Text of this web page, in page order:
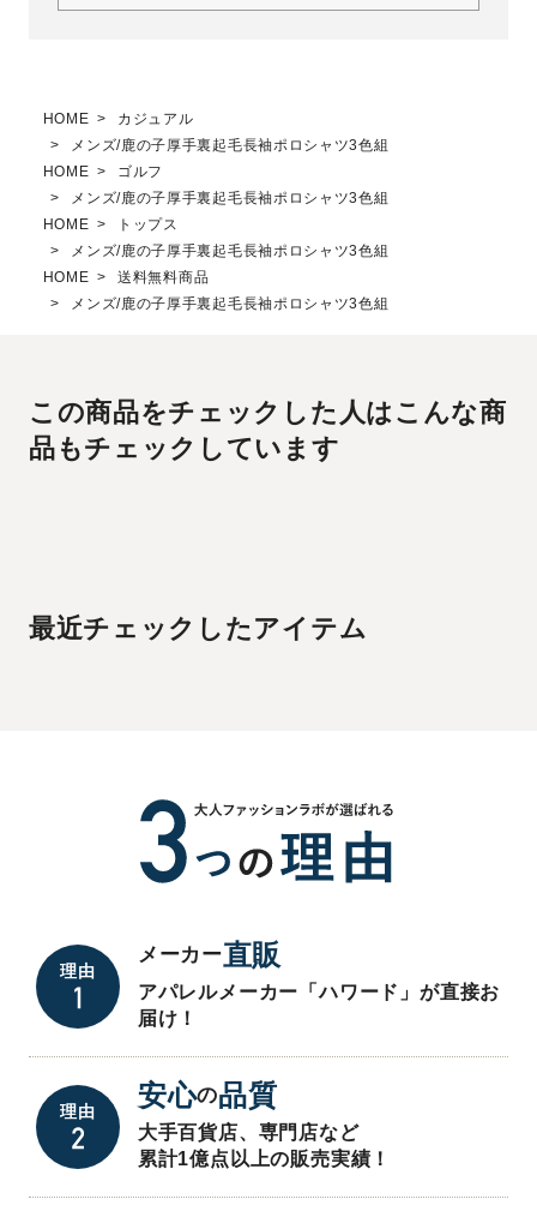
HOME
カジュアル
メンズ/鹿の子厚手裏起毛長袖ポロシャツ3色組
HOME
ゴルフ
メンズ/鹿の子厚手裏起毛長袖ポロシャツ3色組
HOME
トップス
メンズ/鹿の子厚手裏起毛長袖ポロシャツ3色組
HOME
送料無料商品
メンズ/鹿の子厚手裏起毛長袖ポロシャツ3色組
この商品をチェックした人はこんな商
品もチェックしています
最近チェックしたアイテム
理由
メーカー直販
アパレルメーカー「ハワード」が直接お
届け！
理由
安心の品質
大手百貨店、専門店など
累計1億点以上の販売実績！